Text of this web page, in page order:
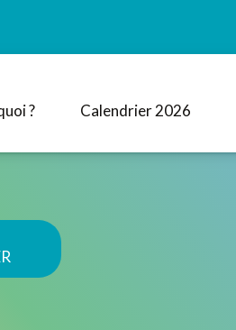
? Calendrier 2026